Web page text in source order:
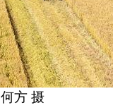
方 摄